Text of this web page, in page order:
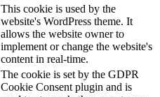
This cookie is used by the
website's WordPress theme. It
allows the website owner to
implement or change the website's
content in real-time.
The cookie is set by the GDPR
Cookie Consent plugin and is